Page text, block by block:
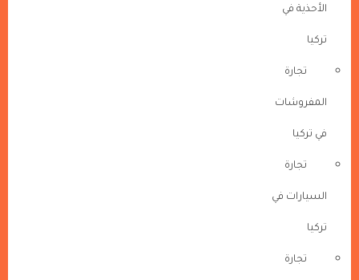
الأحذية في
تركيا
تجارة
المفروشات
في تركيا
تجارة
السيارات في
تركيا
تجارة